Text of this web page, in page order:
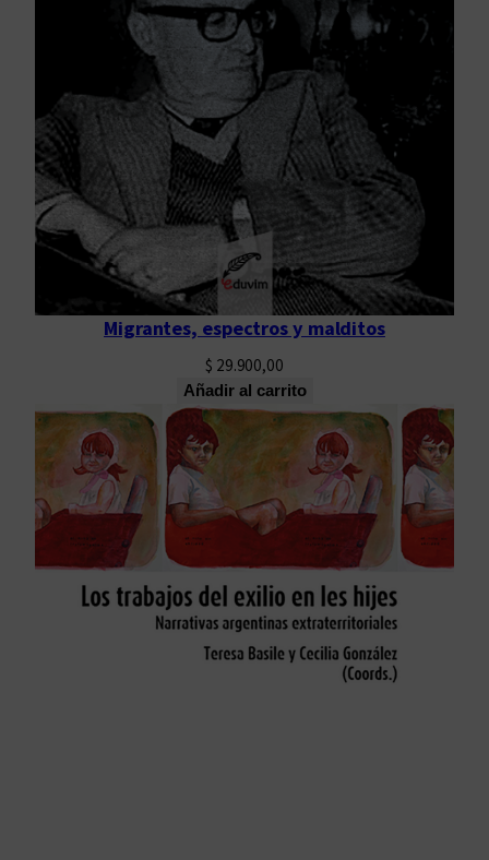
Migrantes, espectros y malditos
$ 29.900,00
Añadir al carrito